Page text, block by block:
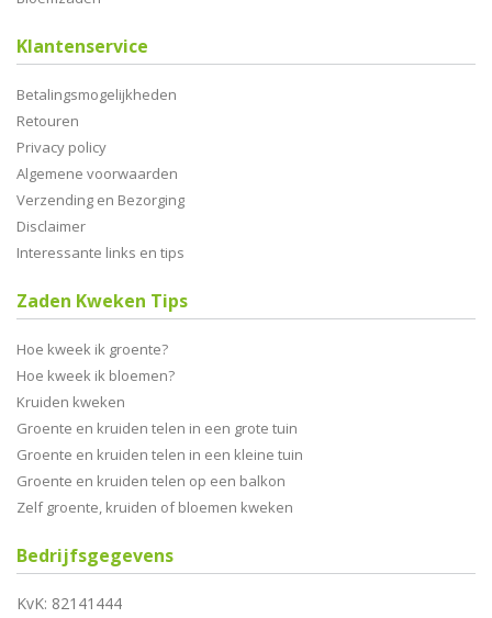
Klantenservice
Betalingsmogelijkheden
Retouren
Privacy policy
Algemene voorwaarden
Verzending en Bezorging
Disclaimer
Interessante links en tips
Zaden Kweken Tips
Hoe kweek ik groente?
Hoe kweek ik bloemen?
Kruiden kweken
Groente en kruiden telen in een grote tuin
Groente en kruiden telen in een kleine tuin
Groente en kruiden telen op een balkon
Zelf groente, kruiden of bloemen kweken
Bedrijfsgegevens
KvK: 82141444